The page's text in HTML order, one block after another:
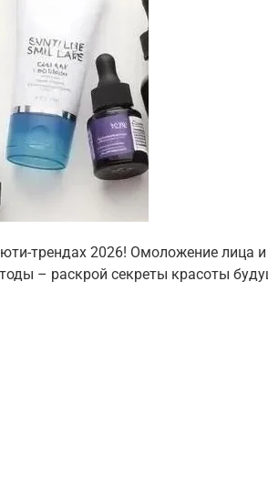
трендах 2026! Омоложение лица
– раскрой секреты красоты